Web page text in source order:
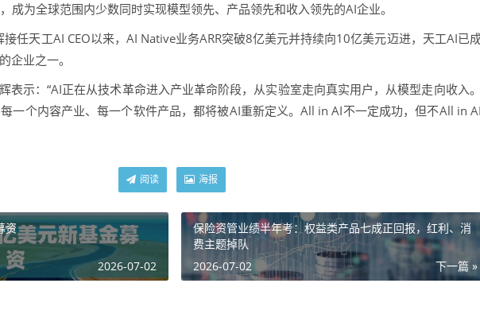
成为全球范围内少数同时实现模型领先、产品领先和收入领先的AI企业。
任天工AI CEO以来，AI Native业务ARR突破8亿美元并持续向10亿美元迈进，天工AI已
企业之一。
表示：“AI正在从技术革命进入产业革命阶段，从实验室走向真实用户，从模型走向收入。
一个内容产业、每一个软件产品，都将被AI重新定义。All in AI不一定成功，但不All in AI
阅读 海报
资
2026-07-02
保险资管业绩半年考：权益类产品七成正回报，红利、消
费主题掉队
下一篇 »
2026-07-02